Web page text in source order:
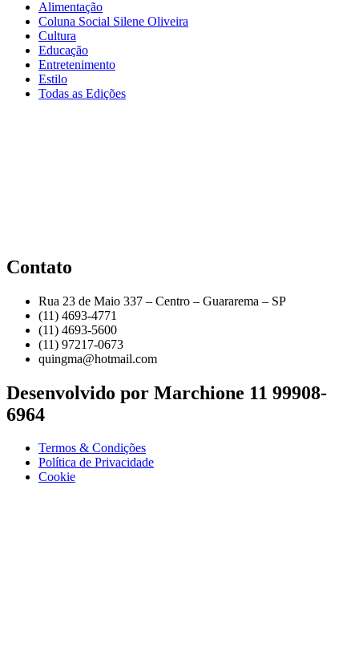
Alimentação
Coluna Social Silene Oliveira
Cultura
Educação
Entretenimento
Estilo
Todas as Edições
Contato
Rua 23 de Maio 337 – Centro – Guararema – SP
(11) 4693-4771
(11) 4693-5600
(11) 97217-0673
quingma@hotmail.com
Desenvolvido por Marchione 11 99908-
6964
Termos & Condições
Política de Privacidade
Cookie